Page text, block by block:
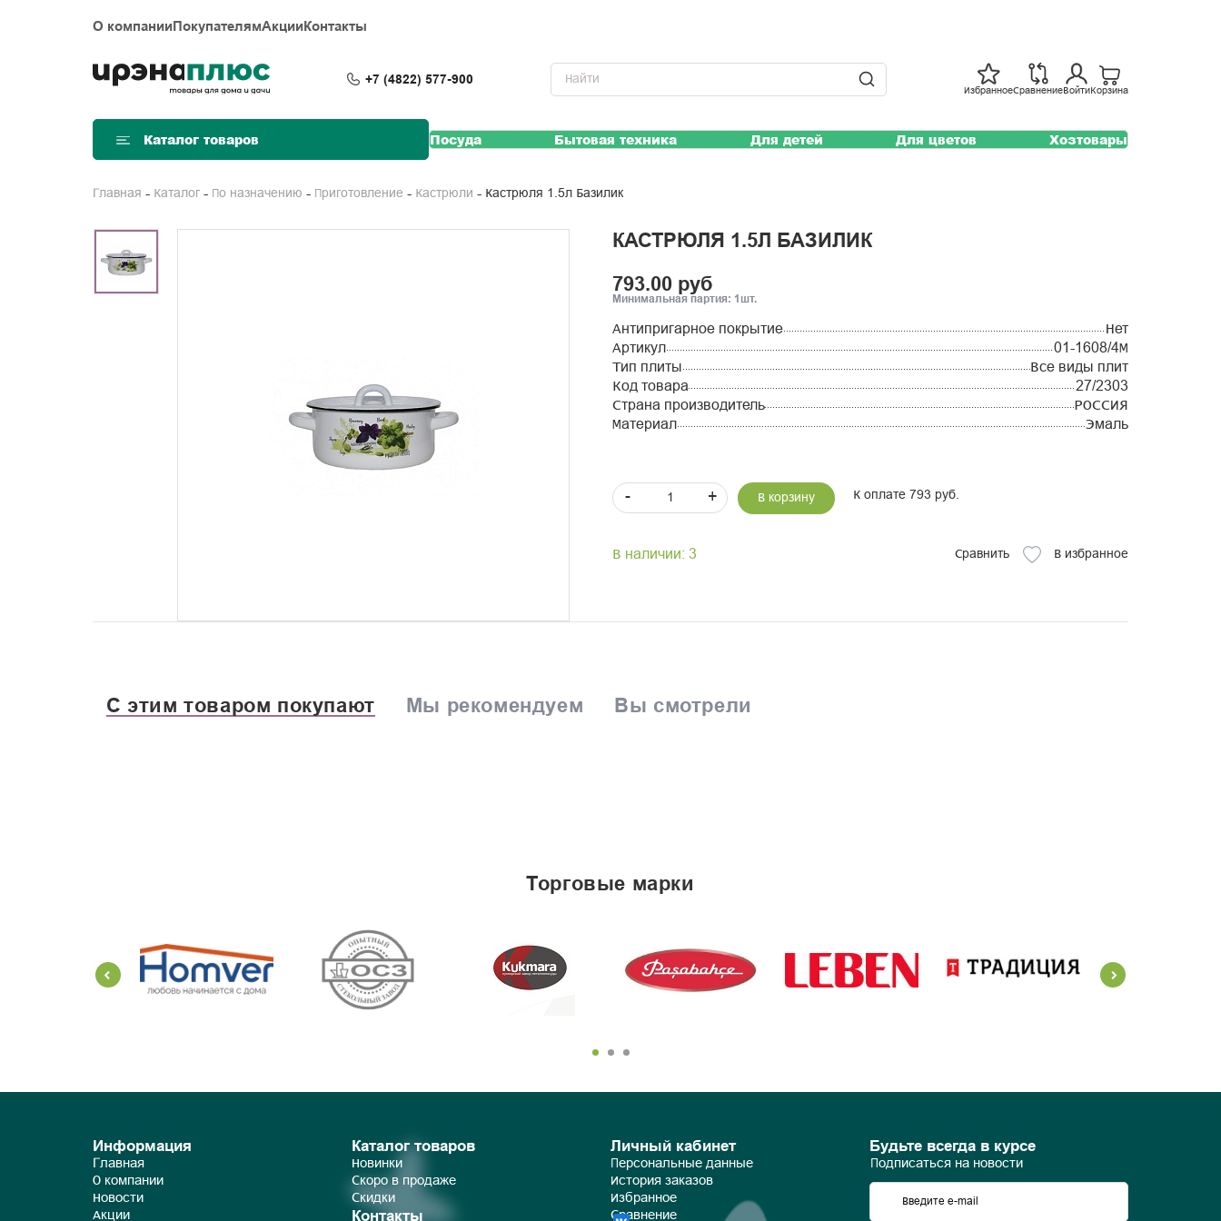
О компанииПокупателямАкцииКонтакты
+7 (4822) 577-900
ИзбранноеСравнение Войти Корзина
Каталог товаров Посуда Бытовая техника Для детей Для цветов Хозтовары
Главная Каталог По назначению Приготовление Кастрюли Кастрюля 1.5л Базилик
КАСТРЮЛЯ 1.5Л БАЗИЛИК
793.00 руб
Минимальная партия: 1шт.
Антипригарное покрытие
Нет
Артикул
01-1608/4М
Тип плиты
Все виды плит
Код товара
27/2303
Страна производитель
РОССИЯ
Материал
Эмаль
- + В корзину К оплате 793 руб.
В наличии: 3 Сравнить В избранное
С этим товаром покупают Мы рекомендуем Вы смотрели
торговые марки
Информация
Главная
О компании
Новости
Акции
Каталог товаров
Новинки
Скоро в продаже
Скидки
Контакты
Личный кабинет
Персональные данные
История заказов
Избранное
Сравнение
Будьте всегда в курсе
Подписаться на новости